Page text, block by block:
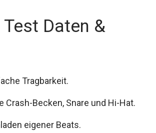
Daten &
Tragbarkeit.
Becken, Snare und Hi-Hat.
eigener Beats.